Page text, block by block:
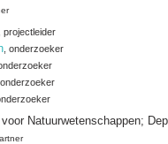
, projectleider
, onderzoeker
onderzoeker
, onderzoeker
Natuurwetenschappen;